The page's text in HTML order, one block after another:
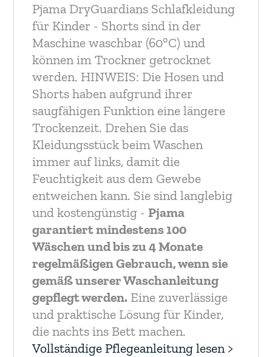
Pjama DryGuardians Schlafkleidung
für Kinder - Shorts sind in der
Maschine waschbar (60°C) und
können im Trockner getrocknet
werden. HINWEIS: Die Hosen und
Shorts haben aufgrund ihrer
saugfähigen Funktion eine längere
Trockenzeit. Drehen Sie das
Kleidungsstück beim Waschen
immer auf links, damit die
Feuchtigkeit aus dem Gewebe
entweichen kann. Sie sind langlebig
und kostengünstig - Pjama
garantiert mindestens 100
Wäschen und bis zu 4 Monate
regelmäßigen Gebrauch, wenn sie
gemäß unserer Waschanleitung
gepflegt werden. Eine zuverlässige
und praktische Lösung für Kinder,
die nachts ins Bett machen.
Vollständige Pflegeanleitung lesen >